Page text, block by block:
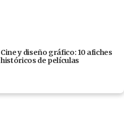
Cine y diseño gráfico: 10 afiches
históricos de películas